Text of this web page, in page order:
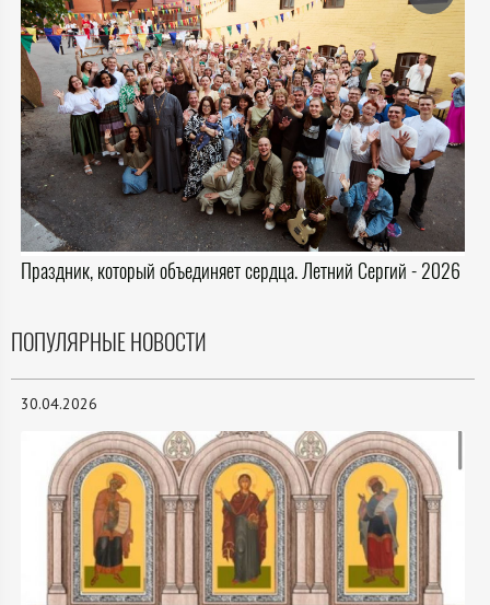
Праздник, который объединяет сердца. Летний Сергий - 2026
ПОПУЛЯРНЫЕ НОВОСТИ
30.04.2026